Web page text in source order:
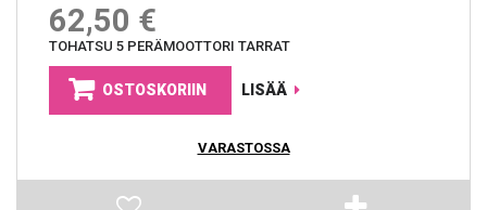
62,50 €
TOHATSU 5 PERÄMOOTTORI TARRAT
OSTOSKORIIN LISÄÄ
VARASTOSSA